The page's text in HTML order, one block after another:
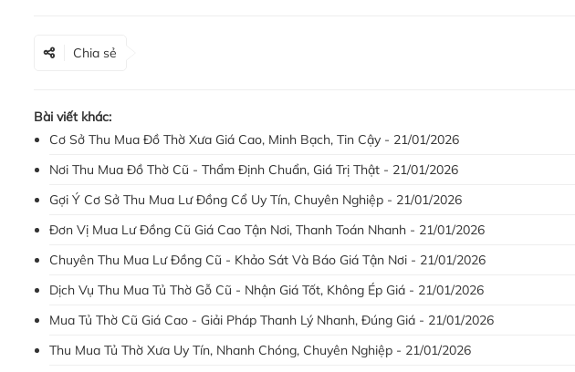
Chia sẻ
Bài viết khác:
Cơ Sở Thu Mua Đồ Thờ Xưa Giá Cao, Minh Bạch, Tin Cậy - 21/01/2026
Nơi Thu Mua Đồ Thờ Cũ - Thẩm Định Chuẩn, Giá Trị Thật - 21/01/2026
Gợi Ý Cơ Sở Thu Mua Lư Đồng Cổ Uy Tín, Chuyên Nghiệp - 21/01/2026
Đơn Vị Mua Lư Đồng Cũ Giá Cao Tận Nơi, Thanh Toán Nhanh - 21/01/2026
Chuyên Thu Mua Lư Đồng Cũ - Khảo Sát Và Báo Giá Tận Nơi - 21/01/2026
Dịch Vụ Thu Mua Tủ Thờ Gỗ Cũ - Nhận Giá Tốt, Không Ép Giá - 21/01/2026
Mua Tủ Thờ Cũ Giá Cao - Giải Pháp Thanh Lý Nhanh, Đúng Giá - 21/01/2026
Thu Mua Tủ Thờ Xưa Uy Tín, Nhanh Chóng, Chuyên Nghiệp - 21/01/2026